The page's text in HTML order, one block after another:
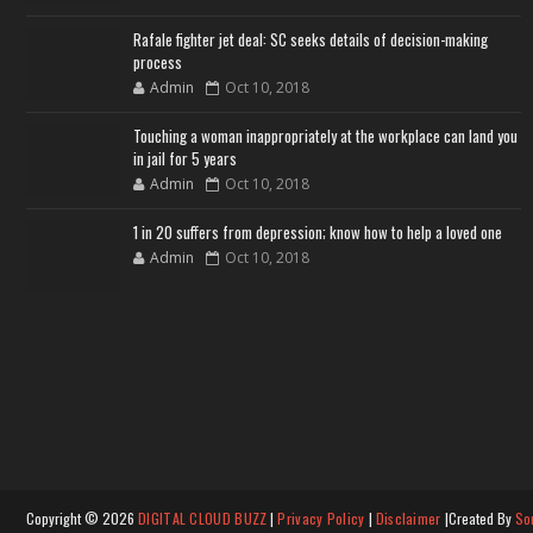
Rafale fighter jet deal: SC seeks details of decision-making
process
Admin Oct 10, 2018
Touching a woman inappropriately at the workplace can land you
in jail for 5 years
Admin Oct 10, 2018
1 in 20 suffers from depression; know how to help a loved one
Admin Oct 10, 2018
Copyright © 2026 DIGITAL CLOUD BUZZ|Privacy Policy | Disclaimer |Created By